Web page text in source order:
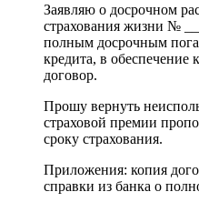
Заявляю о досрочном
страхования жизни №
полным досрочным
кредита, в обеспечение
договор.
Прошу вернуть
страховой премии
сроку страхования.
Приложения: копия
справки из банка о